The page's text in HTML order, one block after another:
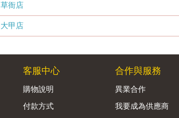
草衙店
大甲店
客服中心
購物說明
付款方式
合作與服務
異業合作
我要成為供應商